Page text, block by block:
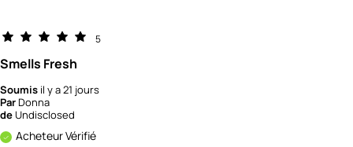
5
Smells Fresh
Soumis il y a 21 jours
ParDonna
deUndisclosed
Acheteur Vérifié